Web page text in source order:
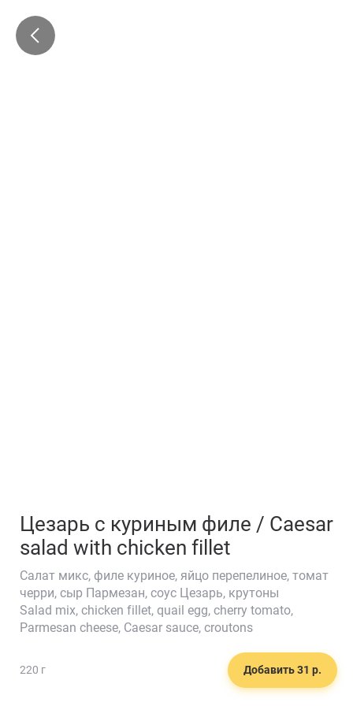
🍟
Цезарь с куриным филе / Caesar
salad with chicken fillet
Cалат микс, филе куриное, яйцо перепелиное, томат
черри, сыр Пармезан, соус Цезарь, крутоны
Salad mix, chicken fillet, quail egg, cherry tomato,
Parmesan cheese, Caesar sauce, croutons
220 г Добавить 31 р.